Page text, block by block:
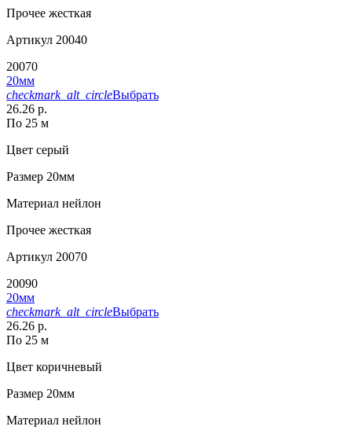
Прочее жесткая
Артикул 20040
20070
20мм
checkmark_alt_circleВыбрать
26.26 р.
По 25 м
Цвет серый
Размер 20мм
Материал нейлон
Прочее жесткая
Артикул 20070
20090
20мм
checkmark_alt_circleВыбрать
26.26 р.
По 25 м
Цвет коричневый
Размер 20мм
Материал нейлон